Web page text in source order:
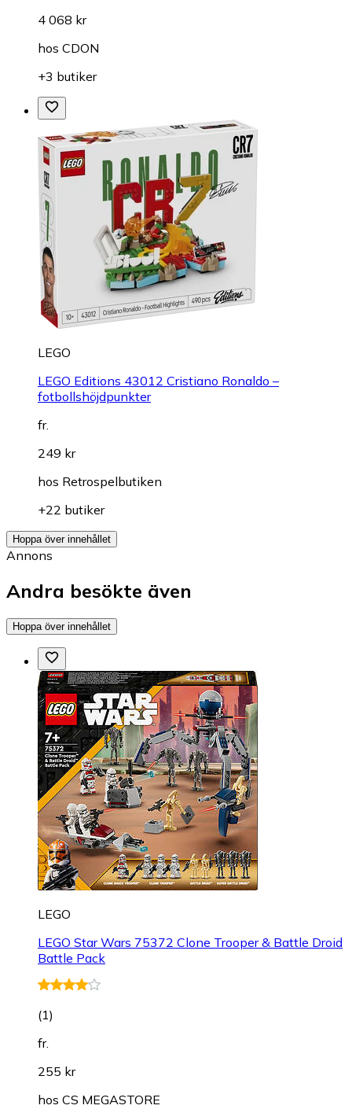
4 068 kr
hos CDON
+3 butiker
LEGO
LEGO Editions 43012 Cristiano Ronaldo –
fotbollshöjdpunkter
fr.
249 kr
hos Retrospelbutiken
+22 butiker
Hoppa över innehållet
Annons
Andra besökte även
Hoppa över innehållet
LEGO
LEGO Star Wars 75372 Clone Trooper & Battle Droid
Battle Pack
(1)
fr.
255 kr
hos CS MEGASTORE